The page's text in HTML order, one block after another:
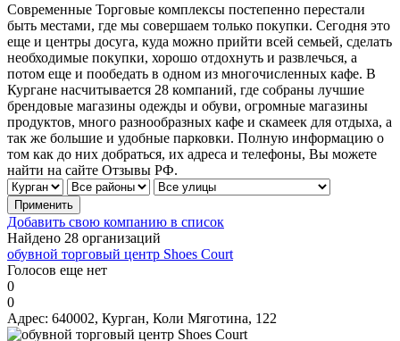
Современные Торговые комплексы постепенно перестали
быть местами, где мы совершаем только покупки. Сегодня это
еще и центры досуга, куда можно прийти всей семьей, сделать
необходимые покупки, хорошо отдохнуть и развлечься, а
потом еще и пообедать в одном из многочисленных кафе. В
Кургане насчитывается 28 компаний, где собраны лучшие
брендовые магазины одежды и обуви, огромные магазины
продуктов, много разнообразных кафе и скамеек для отдыха, а
так же большие и удобные парковки. Полную информацию о
том как до них добраться, их адреса и телефоны, Вы можете
найти на сайте Отзывы РФ.
Добавить свою компанию в список
Найдено 28 организаций
обувной торговый центр Shoes Court
Голосов еще нет
0
0
Адрес: 640002, Курган, Коли Мяготина, 122